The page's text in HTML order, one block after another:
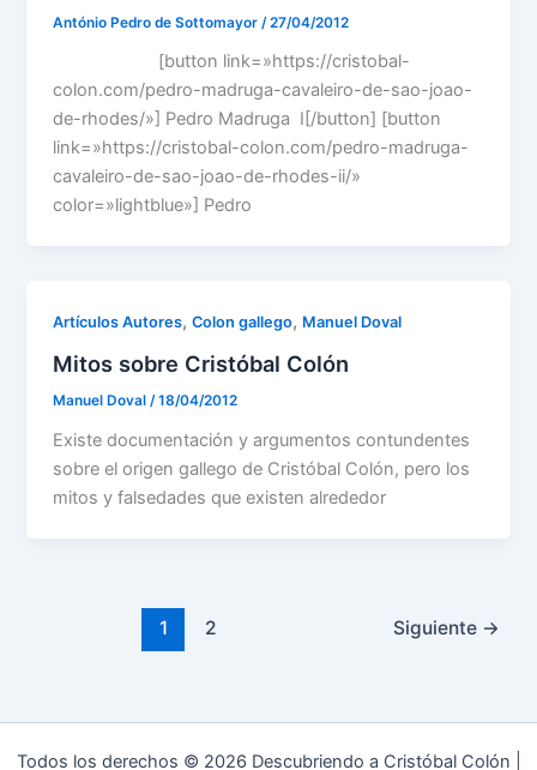
António Pedro de Sottomayor /27/04/2012
[button link=»https://cristobal-
colon.com/pedro-madruga-cavaleiro-de-sao-joao-
de-rhodes/»] Pedro Madruga I[/button] [button
link=»https://cristobal-colon.com/pedro-madruga-
cavaleiro-de-sao-joao-de-rhodes-ii/»
color=»lightblue»] Pedro
Artículos Autores,Colon gallego, Manuel Doval
Mitos sobre Cristóbal Colón
Manuel Doval/18/04/2012
Existe documentación y argumentos contundentes
sobre el origen gallego de Cristóbal Colón, pero los
mitos y falsedades que existen alrededor
1 2 Siguiente →
Todos los derechos © 2026 Descubriendo a Cristóbal Colón |